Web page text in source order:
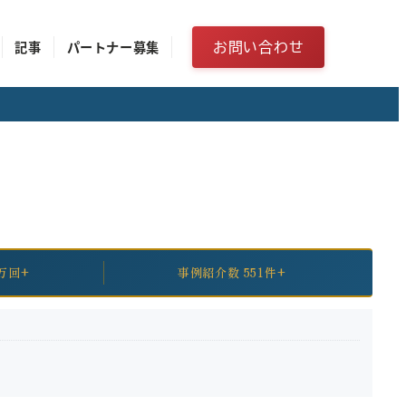
記事 パートナー募集 お問い合わせ
回+ 事例紹介数 551件+